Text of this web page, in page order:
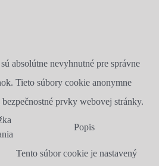
absolútne nevyhnutné pre správne
Tieto súbory cookie anonymne
prvky webovej stránky.
Popis
Tento súbor cookie je nastavený